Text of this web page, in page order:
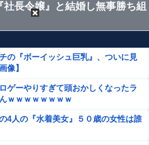
社長令嬢』と結婚し無事勝ち組
チの『ボーイッシュ巨乳』、ついに見
像】
ゲーやりすぎて頭おかしくなったラ
ｗｗｗｗｗｗｗｗ
の4人の『水着美女』５０歳の女性は誰